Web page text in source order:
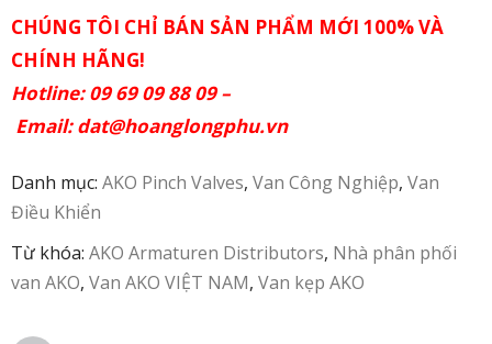
CHÚNG TÔI CHỈ BÁN SẢN PHẨM MỚI 100% VÀ
CHÍNH HÃNG!
Hotline: 09 69 09 88 09 –
Email:dat@hoanglongphu.vn
Danh mục: AKO Pinch Valves, Van Công Nghiệp, Van
Điều Khiển
Từ khóa: AKO Armaturen Distributors, Nhà phân phối
van AKO, Van AKO VIỆT NAM, Van kẹp AKO